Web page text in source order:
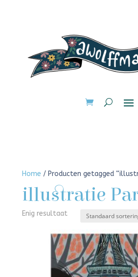
Home / Producten getagged
illustratie
Enig resultaat